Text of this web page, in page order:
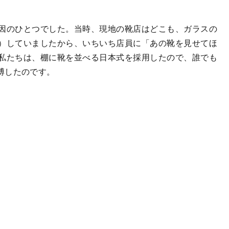
ひとつでした。当時、現地の靴店はどこも、ガラスの
していましたから、いちいち店員に「あの靴を見せてほ
たちは、棚に靴を並べる日本式を採用したので、誰でも
たのです。